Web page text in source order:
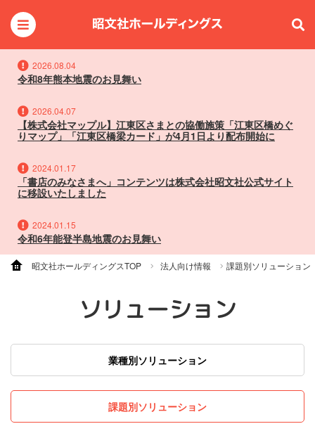
2026.08.04
令和8年熊本地震のお見舞い
2026.04.07
【株式会社マップル】江東区さまとの協働施策「江東区橋めぐ
りマップ」「江東区橋梁カード」が4月1日より配布開始に
2024.01.17
「書店のみなさまへ」コンテンツは株式会社昭文社公式サイト
に移設いたしました
2024.01.15
令和6年能登半島地震のお見舞い
昭文社ホールディングスTOP 法人向け情報 課題別ソリューション
ソリューション
業種別ソリューション
課題別ソリューション